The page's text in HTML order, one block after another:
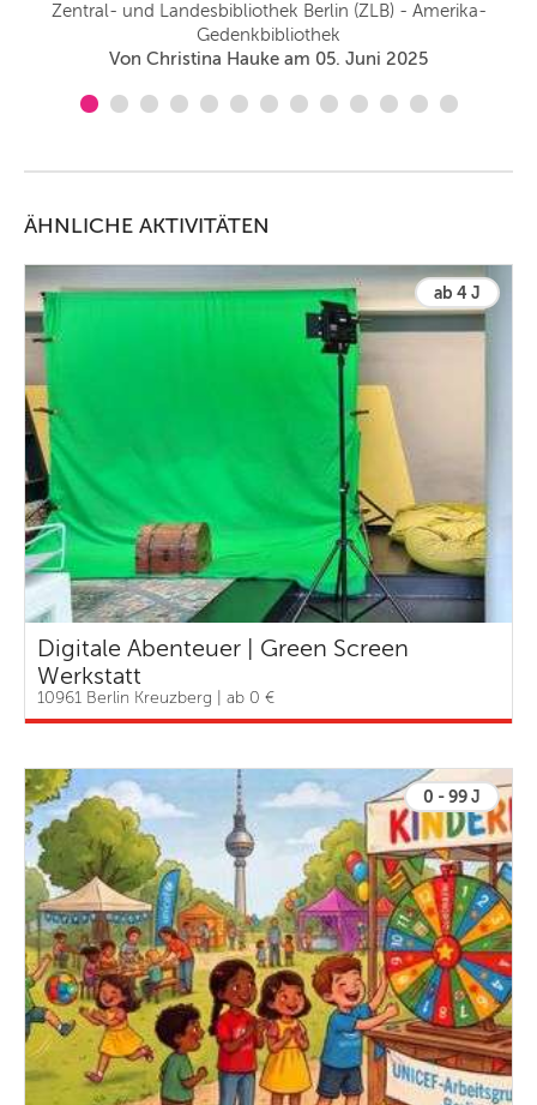
Zentral- und Landesbibliothek Berlin (ZLB) - Amerika-
Gedenkbibliothek
Von Christina Hauke am 05. Juni 2025
ÄHNLICHE AKTIVITÄTEN
ab 4 J
Digitale Abenteuer | Green Screen
Werkstatt
10961 Berlin Kreuzberg | ab 0 €
0 - 99 J